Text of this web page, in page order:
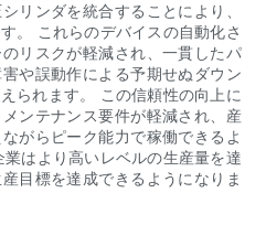
リンダを統合することにより、
。 これらのデバイスの自動化さ
リスクが軽減され、一貫したパ
や誤動作による予期せぬダウン
られます。 この信頼性の向上に
ンテナンス要件が軽減され、産
がらピーク能力で稼働できるよ
はより高いレベルの生産量を達
目標を達成できるようになりま